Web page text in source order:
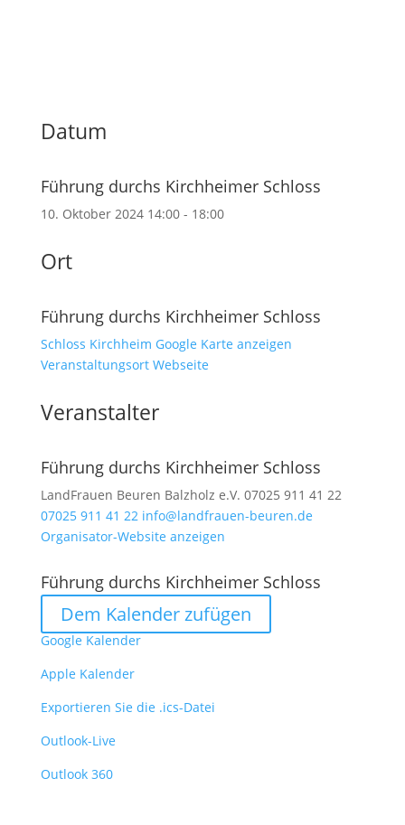
Datum
Führung durchs Kirchheimer Schloss
10. Oktober 2024 14:00 - 18:00
Ort
Führung durchs Kirchheimer Schloss
Schloss Kirchheim Google Karte anzeigen
Veranstaltungsort Webseite
Veranstalter
Führung durchs Kirchheimer Schloss
LandFrauen Beuren Balzholz e.V. 07025 911 41 22
07025 911 41 22 info@landfrauen-beuren.de
Organisator-Website anzeigen
Führung durchs Kirchheimer Schloss
Dem Kalender zufügen
Google Kalender
Apple Kalender
Exportieren Sie die .ics-Datei
Outlook-Live
Outlook 360